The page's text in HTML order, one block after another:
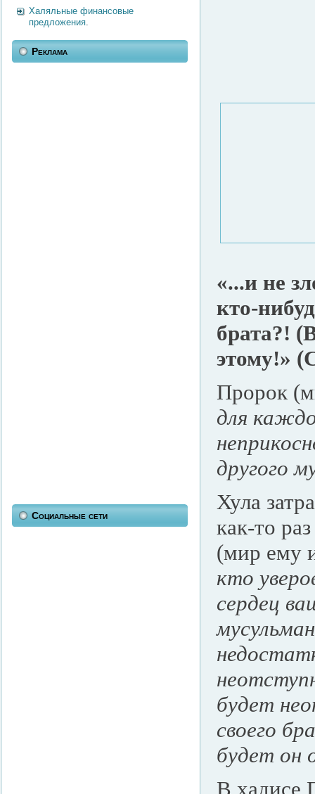
Халяльные финансовые
предложения.
Реклама
Социальные сети
«...и не
кто-
брата?!
этому!»
Пророк
для
другого
Хула
как-то
(мир ему
кто
сердец
будет
своего
будет он
В хадисе